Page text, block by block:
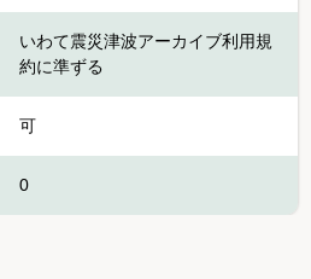
いわて震災津波アーカイブ利用規
約に準ずる
可
0